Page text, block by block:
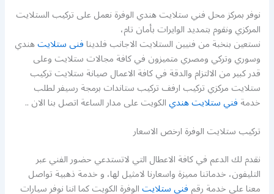
نوفر بمركز محل فني ستلايت هندي الوفرة نعمل على تركيب الستلايت
المركزي ونقوم بتمديد الوايرات بأمان تام،
نستعين بنخبة من فنيين الستلايت الاجانب فلدينافنى ستلايتهندي
وسوري وتركي ومصري متميزون في كافة مجالات ستلايت وعلى
قدر كبير من الالتزام والدقة في كافة الاعمال صيانة ستلايت تركيب
ستلايت مركزي تركيب ارفف تركيب ستاندات برمجة رسيفر لطلب
خدمةفني ستلايت هنديالكويت على مدار الساعة اتصل بنا الان ..
تركيب ستلايت الوفرة ارخص الاسعار
نقدم لك الدعم في كافة الاعطال التي لاتستدعي حضور الفني عبر
التليفون، خدماتنا مميزة واسعارنا لامثيل لها، و خدمة ذهبية تواصل
معنا على خدمة رقمفني ستلايتالوفرة الكويت كما اننا نوفر سيارات